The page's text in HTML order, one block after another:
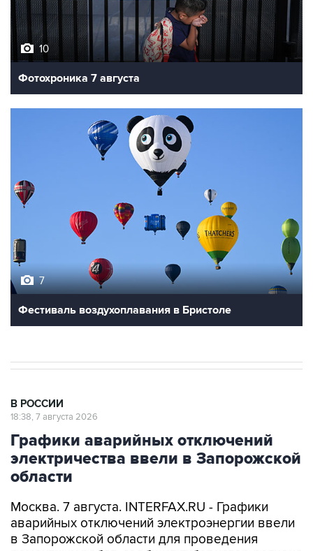
10
Фотохроника 7 августа
Фестиваль воздухоплавания в Бристоле
Графики аварийных отключений
электричества ввели в Запорожской
области
Москва. 7 августа. INTERFAX.RU - Графики
в Запорожской области для проведения
ремонтных работ, сообщил губернатор региона
Евгений Балицкий в пятницу.